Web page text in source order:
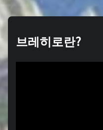
브레히로란?